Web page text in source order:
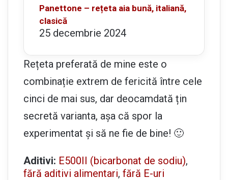
Panettone – rețeta aia bună, italiană,
clasică
25 decembrie 2024
Rețeta preferată de mine este o
combinație extrem de fericită între cele
cinci de mai sus, dar deocamdată țin
secretă varianta, așa că spor la
experimentat și să ne fie de bine! 🙂
Aditivi: E500II (bicarbonat de sodiu),
fără aditivi alimentari, fără E-uri